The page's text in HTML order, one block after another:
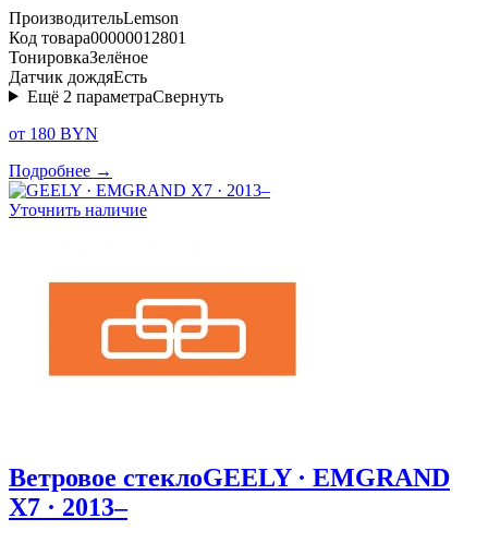
ПроизводительLemson
Код товара00000012801
ТонировкаЗелёное
Датчик дождяЕсть
Ещё 2 параметраСвернуть
от 180 BYN
Подробнее →
Уточнить наличие
Ветровое стеклоGEELY · EMGRAND
X7 · 2013–